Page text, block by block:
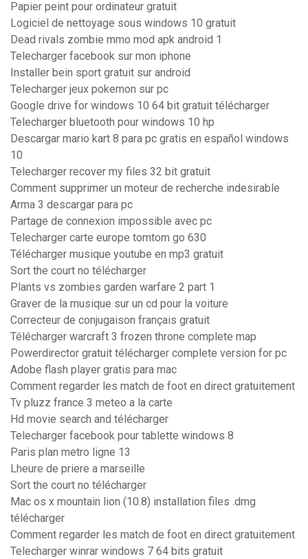
Papier peint pour ordinateur gratuit
Logiciel de nettoyage sous windows 10 gratuit
Dead rivals zombie mmo mod apk android 1
Telecharger facebook sur mon iphone
Installer bein sport gratuit sur android
Telecharger jeux pokemon sur pc
Google drive for windows 10 64 bit gratuit télécharger
Telecharger bluetooth pour windows 10 hp
Descargar mario kart 8 para pc gratis en español windows
10
Telecharger recover my files 32 bit gratuit
Comment supprimer un moteur de recherche indesirable
Arma 3 descargar para pc
Partage de connexion impossible avec pc
Telecharger carte europe tomtom go 630
Télécharger musique youtube en mp3 gratuit
Sort the court no télécharger
Plants vs zombies garden warfare 2 part 1
Graver de la musique sur un cd pour la voiture
Correcteur de conjugaison français gratuit
Télécharger warcraft 3 frozen throne complete map
Powerdirector gratuit télécharger complete version for pc
Adobe flash player gratis para mac
Comment regarder les match de foot en direct gratuitement
Tv pluzz france 3 meteo a la carte
Hd movie search and télécharger
Telecharger facebook pour tablette windows 8
Paris plan metro ligne 13
Lheure de priere a marseille
Sort the court no télécharger
Mac os x mountain lion (10.8) installation files .dmg
télécharger
Comment regarder les match de foot en direct gratuitement
Telecharger winrar windows 7 64 bits gratuit